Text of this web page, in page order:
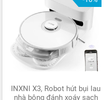
INXNI X3, Robot hút bụi lau
nhà bông đánh xoáy sạch